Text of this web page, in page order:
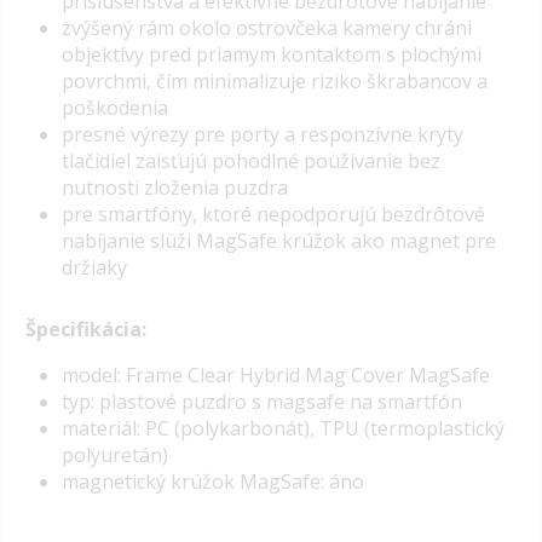
zvýšený rám okolo ostrovčeka kamery chráni
objektívy pred priamym kontaktom s plochými
povrchmi, čím minimalizuje riziko škrabancov a
poškodenia
presné výrezy pre porty a responzívne kryty
tlačidiel zaisťujú pohodlné používanie bez
nutnosti zloženia puzdra
pre smartfóny, ktoré nepodporujú bezdrôtové
nabíjanie slúži MagSafe krúžok ako magnet pre
držiaky
Špecifikácia:
model: Frame Clear Hybrid Mag Cover MagSafe
typ: plastové puzdro s magsafe na smartfón
materiál: PC (polykarbonát), TPU (termoplastický
polyuretán)
magnetický krúžok MagSafe: áno